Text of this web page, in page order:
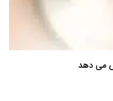
می دهد